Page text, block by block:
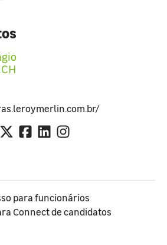
para funcionários
Connect de candidatos